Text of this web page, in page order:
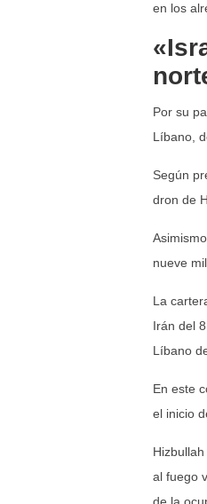
en los
Por su
Líbano,
Según
dron de
nueve
La
Irán del
Líbano
En este
el inicio
al fuego